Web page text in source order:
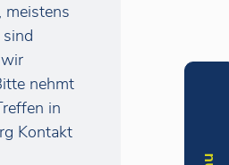
meistens
nehmt
in
Kontakt